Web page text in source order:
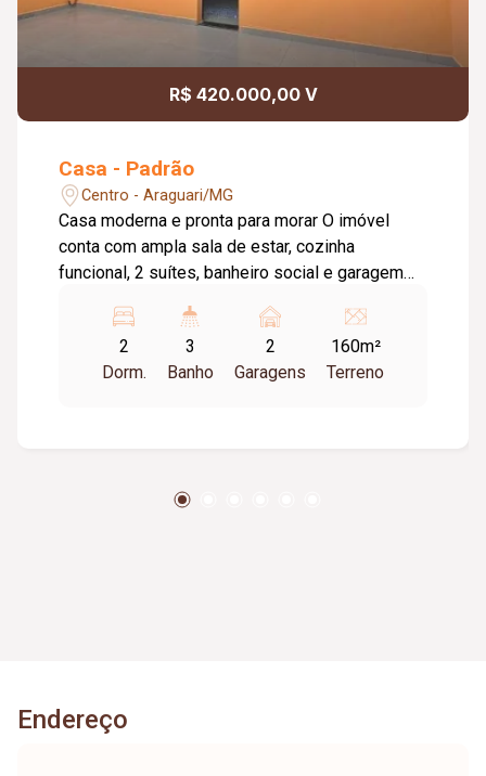
R$ 420.000,00 V
Casa - Padrão
Centro - Araguari/MG
Casa moderna e pronta para morar O imóvel
conta com ampla sala de estar, cozinha
funcional, 2 suítes, banheiro social e garagem
que parte da casa será entregue mobiliada com
móveis novos, além de ar-condicionado
instalado em uma das suítes, proporcionando
2
Dorm.
3
Banho
2
Garagens
160m²
Terreno
Endereço